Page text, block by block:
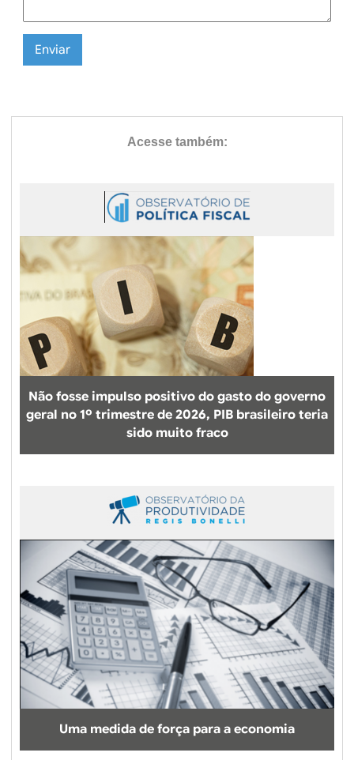
Não fosse impulso positivo do gasto do governo
geral no 1º trimestre de 2026, PIB brasileiro teria
sido muito fraco
Uma medida de força para a economia